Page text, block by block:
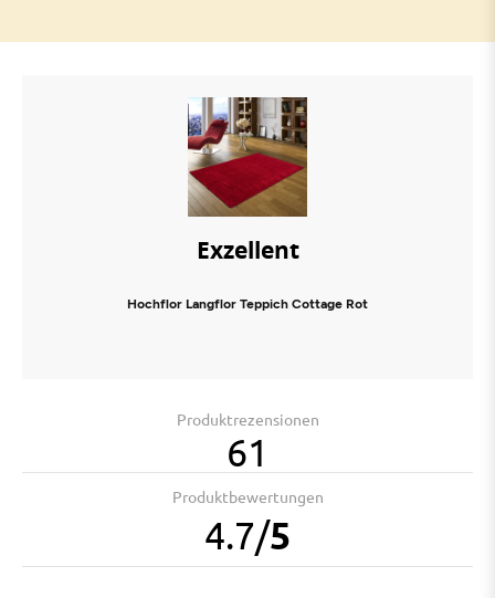
Exzellent
Hochflor Langflor Teppich Cottage Rot
Produktrezensionen
61
Produktbewertungen
4.7/5